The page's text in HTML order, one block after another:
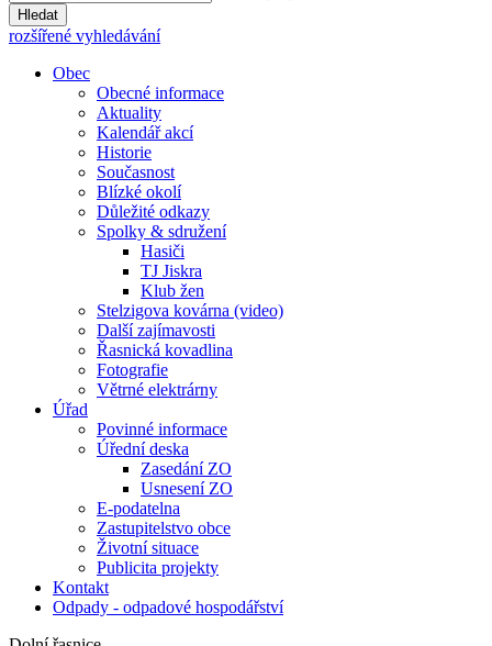
Hledat
rozšířené vyhledávání
Obec
Obecné informace
Aktuality
Kalendář akcí
Historie
Současnost
Blízké okolí
Důležité odkazy
Spolky & sdružení
Hasiči
TJ Jiskra
Klub žen
Stelzigova kovárna (video)
Další zajímavosti
Řasnická kovadlina
Fotografie
Větrné elektrárny
Úřad
Povinné informace
Úřední deska
Zasedání ZO
Usnesení ZO
E-podatelna
Zastupitelstvo obce
Životní situace
Publicita projekty
Kontakt
Odpady - odpadové hospodářství